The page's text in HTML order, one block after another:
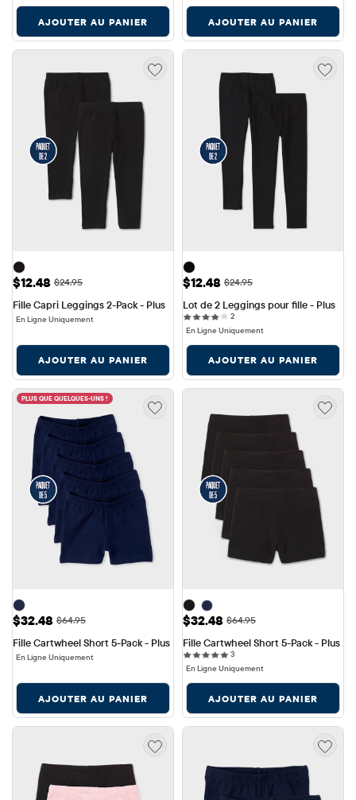
AJOUTER AU PANIER AJOUTER AU PANIER
Prix ​​de vente: $12.48
$12.48 Prix ​​d'origine: $24.95
$24.95
Fille Capri Leggings 2-Pack - Plus
En Ligne Uniquement
AJOUTER AU PANIER
Prix ​​de vente: $12.48
$12.48 Prix ​​d'origine: $24.95
$24.95
Lot de 2 Leggings pour fille - Plus
22 reviews
En Ligne Uniquement
AJOUTER AU PANIER
PLUS QUE QUELQUES-UNS !
Prix ​​de vente: $32.48
$32.48 Prix ​​d'origine: $64.95
$64.95
Fille Cartwheel Short 5-Pack - Plus
En Ligne Uniquement
AJOUTER AU PANIER
Prix ​​de vente: $32.48
$32.48 Prix ​​d'origine: $64.95
$64.95
Fille Cartwheel Short 5-Pack - Plus
33 reviews
En Ligne Uniquement
AJOUTER AU PANIER